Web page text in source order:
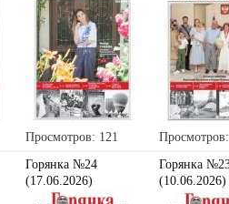
Просмотров: 121
Горянка №24
(17.06.2026)
Горянка
(10.06.2026)